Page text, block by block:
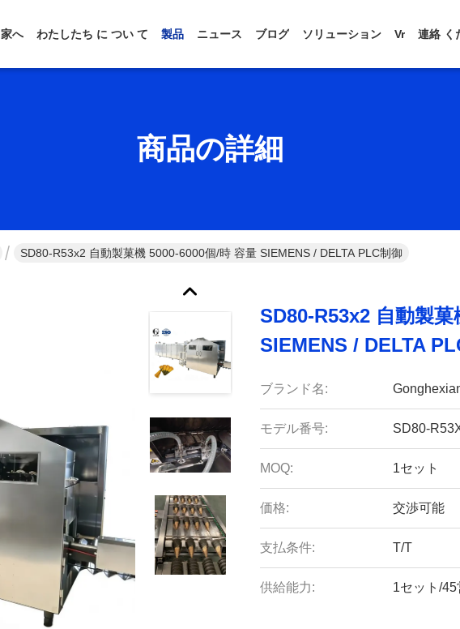
家へ わたしたち に つい て 製品 ニュース ブログ ソリューション Vr 連絡 く
商品の詳細
SD80-R53x2 自動製菓機 5000-6000個/時 容量 SIEMENS / DELTA PLC制御
SD80-R53x2 自動製
SIEMENS / DELTA
ブランド名:
モデル番号: SD80-
MOQ: 1セット
価格: 交渉可能
支払条件: T/T
供給能力: 1セット/45